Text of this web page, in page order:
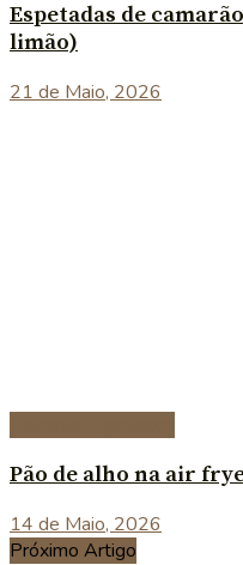
Espetadas de
limão)
21 de Maio, 2026
Pão de alho na air
14 de Maio, 2026
Próximo Artigo